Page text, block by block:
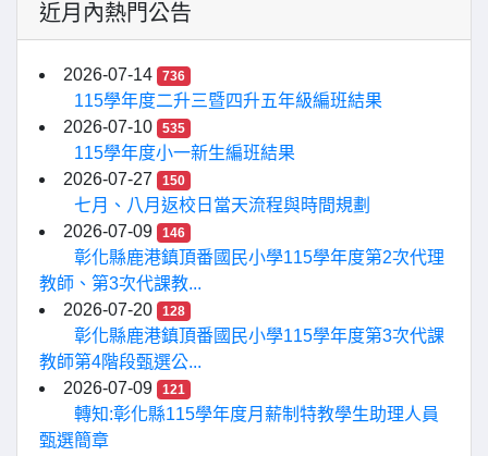
近月內熱門公告
2026-07-14 736
115學年度二升三暨四升五年級編班結果
2026-07-10
535
115學年度小一新生編班結果
2026-07-27
150
七月、八月返校日當天流程與時間規劃
2026-07-09
146
彰化縣鹿港鎮頂番國民小學115學年度第2次代理
教師、第3次代課教...
2026-07-20
128
彰化縣鹿港鎮頂番國民小學115學年度第3次代課
教師第4階段甄選公...
2026-07-09
121
轉知:彰化縣115學年度月薪制特教學生助理人員
甄選簡章